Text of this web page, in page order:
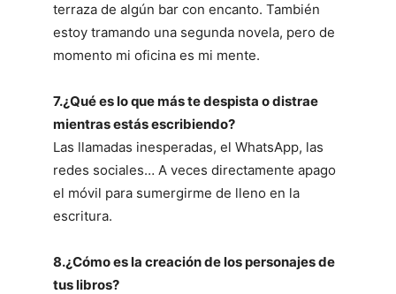
terraza de algún bar con encanto. También
estoy tramando una segunda novela, pero de
momento mi oficina es mi mente.
7.¿Qué es lo que más te despista o distrae
mientras estás escribiendo?
Las llamadas inesperadas, el WhatsApp, las
redes sociales… A veces directamente apago
el móvil para sumergirme de lleno en la
escritura.
8.¿Cómo es la creación de los personajes de
tus libros?